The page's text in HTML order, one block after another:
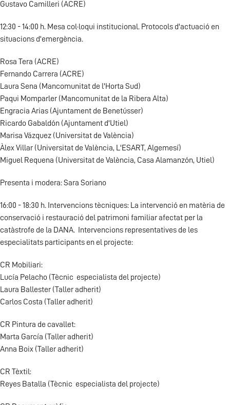
Gustavo Camilleri (ACRE)
12:30 - 14:00 h. Mesa col·loqui institucional. Protocols d'actuació en
situacions d'emergència.
Rosa Tera (ACRE)
Fernando Carrera (ACRE)
Laura Sena (Mancomunitat de l'Horta Sud)
Paqui Momparler (Mancomunitat de la Ribera Alta)
Engracia Arias (Ajuntament de Benetússer)
Ricardo Gabaldón (Ajuntament d'Utiel)
Marisa Vázquez (Universitat de València)
Àlex Villar (Universitat de València, L'ESART, Algemesí)
Miguel Requena (Universitat de València, Casa Alamanzón, Utiel)
Presenta i modera: Sara Soriano
16:00 - 18:30 h. Intervencions tècniques: La intervenció en matèria de
conservació i restauració del patrimoni familiar afectat per la
catàstrofe de la DANA. Intervencions representatives de les
especialitats participants en el projecte:
CR Mobiliari:
Lucía Pelacho (Tècnic especialista del projecte)
Laura Ballester (Taller adherit)
Carlos Costa (Taller adherit)
CR Pintura de cavallet:
Marta García (Taller adherit)
Anna Boix (Taller adherit)
CR Tèxtil:
Reyes Batalla (Tècnic especialista del projecte)